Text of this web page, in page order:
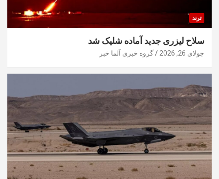
ترند
سلاح لیزری جدید آماده شلیک شد
جولای 26, 2026 گروه خبری آلما خبر